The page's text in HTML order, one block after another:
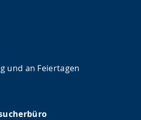
und an Feiertagen